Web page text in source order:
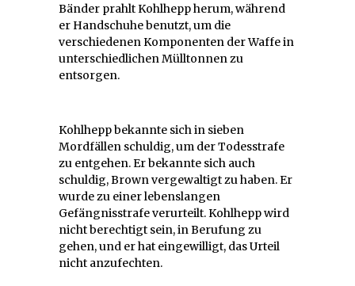
Bänder prahlt Kohlhepp herum, während
er Handschuhe benutzt, um die
verschiedenen Komponenten der Waffe in
unterschiedlichen Mülltonnen zu
entsorgen.
Kohlhepp bekannte sich in sieben
Mordfällen schuldig, um der Todesstrafe
zu entgehen. Er bekannte sich auch
schuldig, Brown vergewaltigt zu haben. Er
wurde zu einer lebenslangen
Gefängnisstrafe verurteilt. Kohlhepp wird
nicht berechtigt sein, in Berufung zu
gehen, und er hat eingewilligt, das Urteil
nicht anzufechten.